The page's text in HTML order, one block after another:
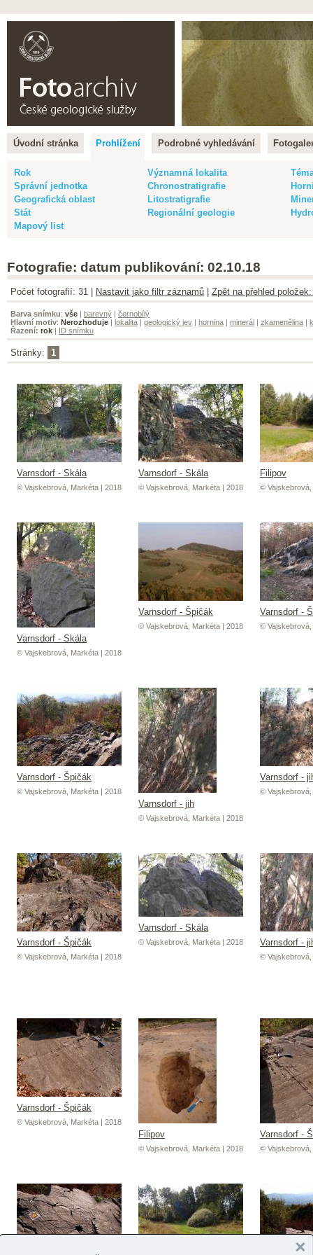
Úvodní stránka Prohlížení Podrobné vyhledávání
Rok Významná lokalita
Správní jednotka
Chronostratigrafie
Geografická oblast
Litostratigrafie
Stát
Regionální geologie
Mapový list
Fotografie: datum publikování: 02.10.18
Počet fotografií: 31 | Nastavit jako filtr záznamů Zpět na přehled
Barva snímku: vše | barevný | černobílý
Hlavní motiv: Nerozhoduje | lokalita | geologický jev | hornina | minerál | zkamenělina |
Řazení: rok | ID snímku
Stránky: 1
Varnsdorf - Skála
© Vajskebrová, Markéta | 2018
Varnsdorf - Skála
© Vajskebrová, Markéta | 2018
Filipov
©
Varnsdorf - Skála
© Vajskebrová, Markéta | 2018
Varnsdorf - Špičák
© Vajskebrová, Markéta | 2018
Varnsdorf -
©
Varnsdorf - Špičák
© Vajskebrová, Markéta | 2018
Varnsdorf - jih
© Vajskebrová, Markéta | 2018
Varnsdorf -
©
Varnsdorf - Špičák
© Vajskebrová, Markéta | 2018
Varnsdorf - Skála
© Vajskebrová, Markéta | 2018 Varnsdorf -
©
Varnsdorf - Špičák
© Vajskebrová, Markéta | 2018
Filipov
© Vajskebrová, Markéta | 2018
Varnsdorf -
©